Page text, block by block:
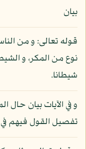
بيان
قوله تعالى: و من
نوع من المكر، و
شيطانا.
و في الآيات بيان حال
تفصيل القول فيهم